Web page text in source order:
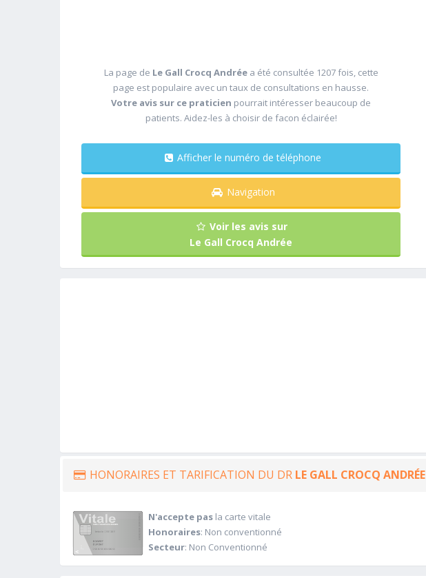
La page de Le Gall Crocq Andrée a été consultée 1207 fois, cette
page est populaire avec un taux de consultations en hausse.
Votre avis sur ce praticien pourrait intéresser beaucoup de
patients. Aidez-les à choisir de facon éclairée!
Afficher le numéro de téléphone
Navigation
Voir les avis sur
Le Gall Crocq Andrée
HONORAIRES ET TARIFICATION DU DR LE GALL CROCQ ANDRÉE
N'accepte pasla carte vitale
Honoraires: Non conventionné
Secteur: Non Conventionné